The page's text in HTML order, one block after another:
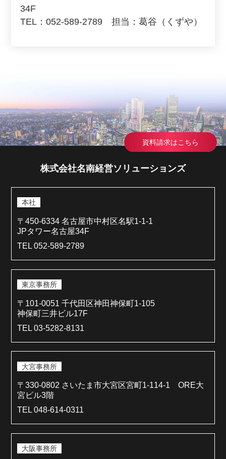
34F
TEL：052-589-2789 担当：葛谷（くずや）
資料請求はこちら
株式会社名南経営ソリューションズ
本社
〒450-6334 名古屋市中村区名駅1-1-1
JPタワー名古屋34F
TEL 052-589-2789
東京事務所
〒101-0051 千代田区神田神保町1-105
神保町三井ビル17F
TEL 03-5282-8131
大宮事務所
〒330-0802 さいたま市大宮区宮町1-114-1 ORE大
宮ビル3階
TEL 048-614-0311
大阪事務所